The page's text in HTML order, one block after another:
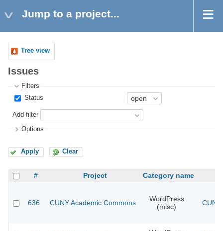
Jump to a project...
Tree view
Issues
Filters
Status
Add filter
Options
Apply Clear
# Project Category name
636 CUNY Academic Commons
WordPress
(misc)